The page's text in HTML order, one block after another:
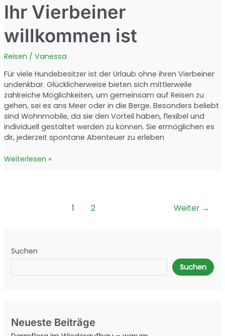
Ihr Vierbeiner
willkommen ist
Reisen / Vanessa
Für viele Hundebesitzer ist der Urlaub ohne ihren Vierbeiner
undenkbar. Glücklicherweise bieten sich mittlerweile
zahlreiche Möglichkeiten, um gemeinsam auf Reisen zu
gehen, sei es ans Meer oder in die Berge. Besonders beliebt
sind Wohnmobile, da sie den Vorteil haben, flexibel und
individuell gestaltet werden zu können. Sie ermöglichen es
dir, jederzeit spontane Abenteuer zu erleben
Urlaub
ist
Weiterlesen »
1 2 Weiter →
Suchen
Suchen
Neueste Beiträge